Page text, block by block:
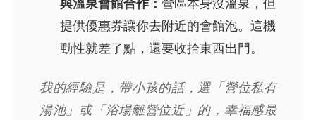
提供優惠券讓你去附近的會館泡。這機
動性就差了點，還要收拾東西出門。
我的經驗是，帶小孩的話，選「營位私有
湯池」或「浴場離營位近」的，幸福感最